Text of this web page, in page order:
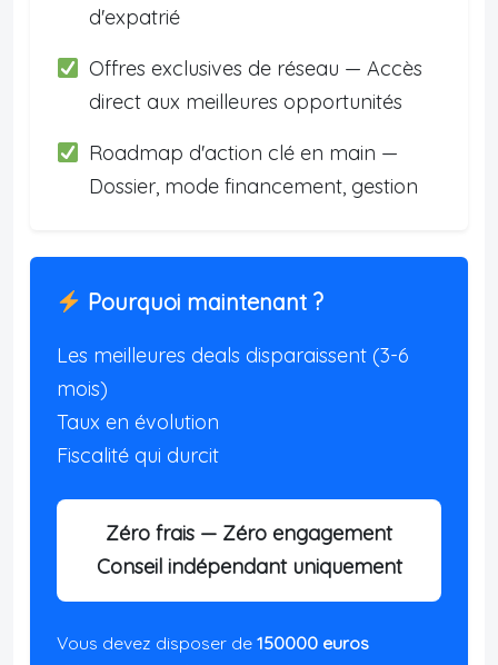
d'expatrié
Offres exclusives de réseau — Accès
direct aux meilleures opportunités
Roadmap d'action clé en main —
Dossier, mode financement, gestion
Pourquoi maintenant ?
Les meilleures deals disparaissent (3-6
mois)
Taux en évolution
Fiscalité qui durcit
Zéro frais — Zéro engagement
Conseil indépendant uniquement
Vous devez disposer de 150000 euros